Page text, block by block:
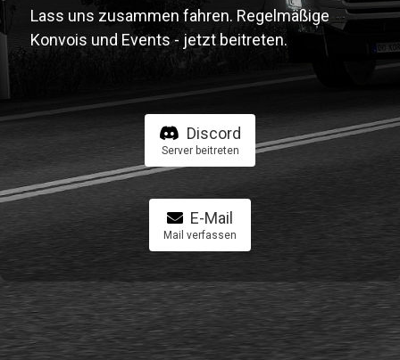
Lass uns zusammen fahren. Regelmäßige
Konvois und Events - jetzt beitreten.
Discord
Server beitreten
E-Mail
Mail verfassen